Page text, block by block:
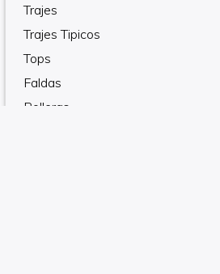
Trajes
Trajes Tipicos
Tops
Faldas
Polleras